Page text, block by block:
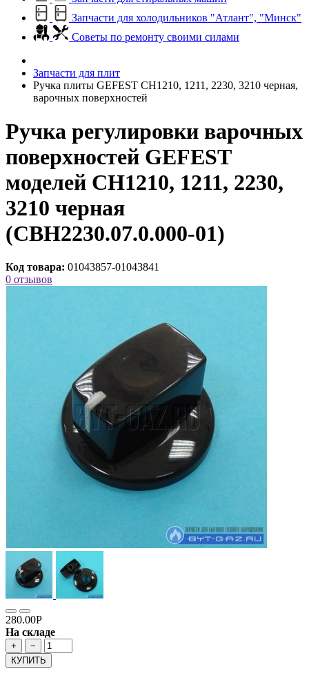
Запчасти для холодильников "Атлант", "Минск"
Советы по ремонту своими силами
Запчасти для плит
Ручка плиты GEFEST СН1210, 1211, 2230, 3210 черная,
варочных поверхностей
Ручка регулировки варочных
поверхностей GEFEST
моделей СН1210, 1211, 2230,
3210 черная
(СВН2230.07.0.000-01)
Код товара: 01043857-01043841
0 отзывов
280.00Р
На складе
+
−
КУПИТЬ